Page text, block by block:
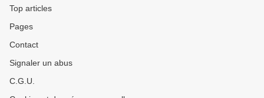
Top articles
Pages
Contact
Signaler un abus
C.G.U.